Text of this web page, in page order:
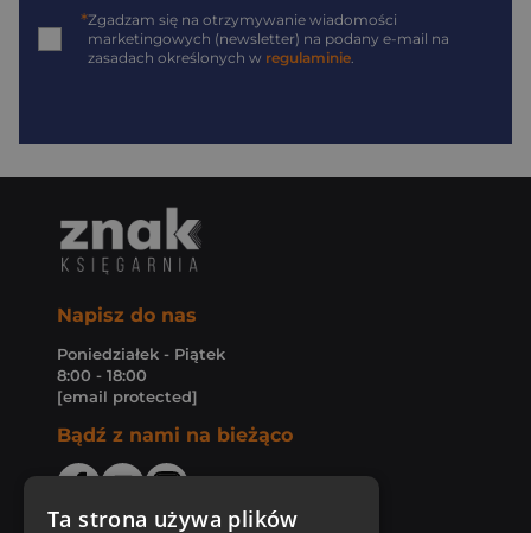
*Zgadzam się na otrzymywanie wiadomości
marketingowych (newsletter) na podany e-mail na
zasadach określonych w regulaminie.
Napisz do nas
Poniedziałek - Piątek
8:00 - 18:00
[email protected]
Bądź z nami na bieżąco
Ta strona używa plików